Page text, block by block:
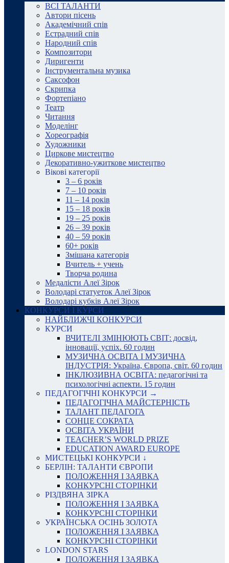
ВСІ ТАЛАНТИ
Автори пісень
Академічний спів
Естрадний спів
Народний спів
Композитори
Диригенти
Інструментальна музика
Саксофон
Скрипка
Фортепіано
Театр
Читання
Моделінг
Хореографія
Художники
Циркове мистецтво
Декоративно-ужиткове мистецтво
Вікові категорії
3 – 6 років
7 – 10 років
11 – 14 років
15 – 18 років
19 – 25 років
26 – 39 років
40 – 59 років
60+ років
Змішана категорія
Вчитель + учень
Творча родина
Медалісти Алеї Зірок
Володарі статуеток Алеї Зірок
Володарі кубків Алеї Зірок
КОНКУРСИ І КУРСИ
НАЙБЛИЖЧІ КОНКУРСИ
КУРСИ
ВЧИТЕЛІ ЗМІНЮЮТЬ СВІТ: досвід,
інновації, успіх. 60 годин
МУЗИЧНА ОСВІТА І МУЗИЧНА
ІНДУСТРІЯ: Україна, Європа, світ. 60 годин
ІНКЛЮЗИВНА ОСВІТА: педагогічні та
психологічні аспекти. 15 годин
ПЕДАГОГІЧНІ КОНКУРСИ →
ПЕДАГОГІЧНА МАЙСТЕРНІСТЬ
ТАЛАНТ ПЕДАГОГА
СОНЦЕ СОКРАТА
ОСВІТА УКРАЇНИ
TEACHER’S WORLD PRIZE
EDUCATION AWARD EUROPE
МИСТЕЦЬКІ КОНКУРСИ ↓
БЕРЛІН: ТАЛАНТИ ЄВРОПИ
ПОЛОЖЕННЯ І ЗАЯВКА
КОНКУРСНІ СТОРІНКИ
РІЗДВЯНА ЗІРКА
ПОЛОЖЕННЯ І ЗАЯВКА
КОНКУРСНІ СТОРІНКИ
УКРАЇНСЬКА ОСІНЬ ЗОЛОТА
ПОЛОЖЕННЯ І ЗАЯВКА
КОНКУРСНІ СТОРІНКИ
LONDON STARS
ПОЛОЖЕННЯ І ЗАЯВКА